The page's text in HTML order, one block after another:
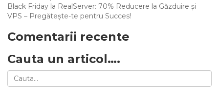
Black Friday la RealServer: 70% Reducere la Găzduire și
VPS – Pregătește-te pentru Succes!
Comentarii recente
Cauta un articol….